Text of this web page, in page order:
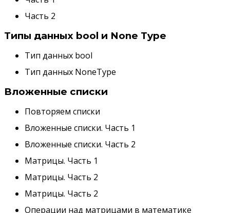
Часть 2
Типы данных bool и None Type
Тип данных bool
Тип данных NoneType
Вложенные списки
Повторяем списки
Вложенные списки. Часть 1
Вложенные списки. Часть 2
Матрицы. Часть 1
Матрицы. Часть 2
Матрицы. Часть 2
Операции над матрицами в математике